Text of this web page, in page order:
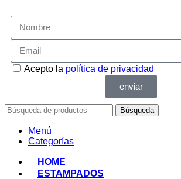
Acepto la política de privacidad
enviar
Búsqueda
Menú
Categorías
HOME
ESTAMPADOS